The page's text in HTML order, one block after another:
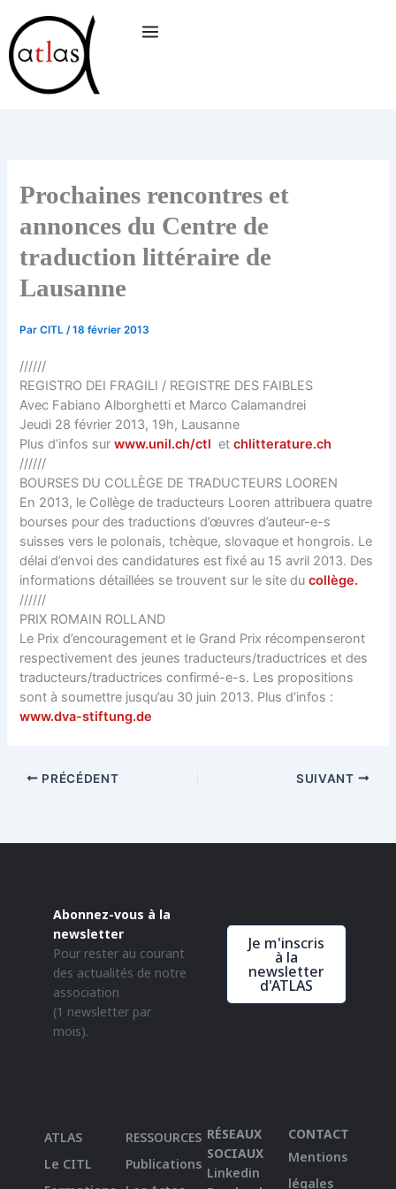
au
contenu
Prochaines rencontres et
annonces du Centre de
traduction littéraire de
Lausanne
ParCITL/18 février 2013
//////
REGISTRO DEI FRAGILI / REGISTRE DES FAIBLES
Avec Fabiano Alborghetti et Marco Calamandrei
Jeudi 28 février 2013, 19h, Lausanne
Plus d’infos surwww.unil.ch/ctl etchlitterature.ch
//////
BOURSES DU COLLÈGE DE TRADUCTEURS LOOREN
En 2013, le Collège de traducteurs Looren attribuera quatre
bourses pour des traductions d’œuvres d’auteur-e-s
suisses vers le polonais, tchèque, slovaque et hongrois. Le
délai d’envoi des candidatures est fixé au 15 avril 2013. Des
informations détaillées se trouvent sur le site ducollège.
//////
PRIX ROMAIN ROLLAND
Le Prix d’encouragement et le Grand Prix récompenseront
respectivement des jeunes traducteurs/traductrices et des
traducteurs/traductrices confirmé-e-s. Les propositions
sont à soumettre jusqu’au 30 juin 2013. Plus d’infos :
www.dva-stiftung.de
PRÉCÉDENT SUIVANT
Abonnez-vous à la
newsletter
Pour rester au courant
des actualités de notre
association
(1 newsletter par
mois).
Je m'inscris
à la
newsletter
d'ATLAS
ATLAS
Le CITL
RESSOURCES
Publications
RÉSEAUX
SOCIAUX
Linkedin
CONTACT
Mentions
légales